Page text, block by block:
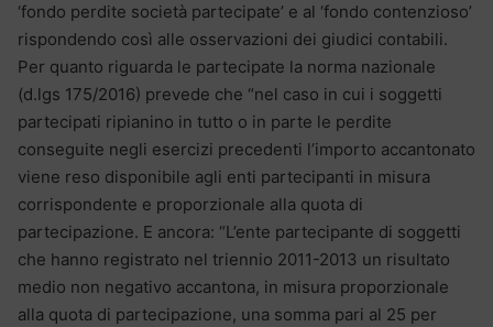
‘fondo perdite società partecipate’ e al ‘fondo contenzioso’
rispondendo così alle osservazioni dei giudici contabili.
Per quanto riguarda le partecipate la norma nazionale
(d.lgs 175/2016) prevede che “nel caso in cui i soggetti
partecipati ripianino in tutto o in parte le perdite
conseguite negli esercizi precedenti l’importo accantonato
viene reso disponibile agli enti partecipanti in misura
corrispondente e proporzionale alla quota di
partecipazione. E ancora: “L’ente partecipante di soggetti
che hanno registrato nel triennio 2011-2013 un risultato
medio non negativo accantona, in misura proporzionale
alla quota di partecipazione, una somma pari al 25 per